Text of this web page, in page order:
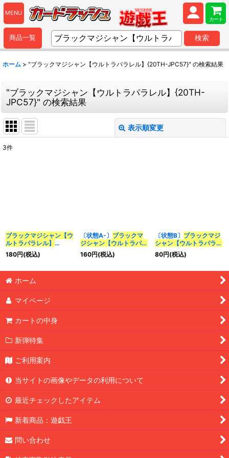
MENU
カート
商品一覧 検索
ホーム > "ブラックマジシャン【ウルトラパラレル】{20TH-JPC57}" の検索結果
"ブラックマジシャン【ウルトラパラレル】{20TH-
JPC57}" の検索結果
表示順変更
カテゴリ:
絞り込む
3件
ブラックマジシャン【ウ
ルトラパラレル】
{20TH-JPC57}
スター》
180円(税込)
〔状態A-〕 ブラックマ
ジシャン【ウルトラパラ
レル】{20TH-JPC57}
《モンスター》
160円(税込)
〔状態B〕 ブラックマジ
シャン【ウルトラパラレ
ル】{20TH-JPC57}
《モンスター》
80円(税込)
ホーム
マイページ
カートの中身
新弾特集
ご利用案内
当サイトの画像やデータの利用について
最近チェックしたアイテム
新着商品：遊戯王
問い合わせ